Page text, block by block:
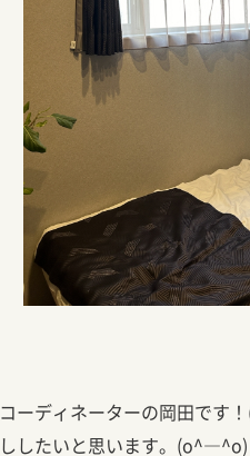
ーディネーターの岡田です
したいと思います。(o^―^o)